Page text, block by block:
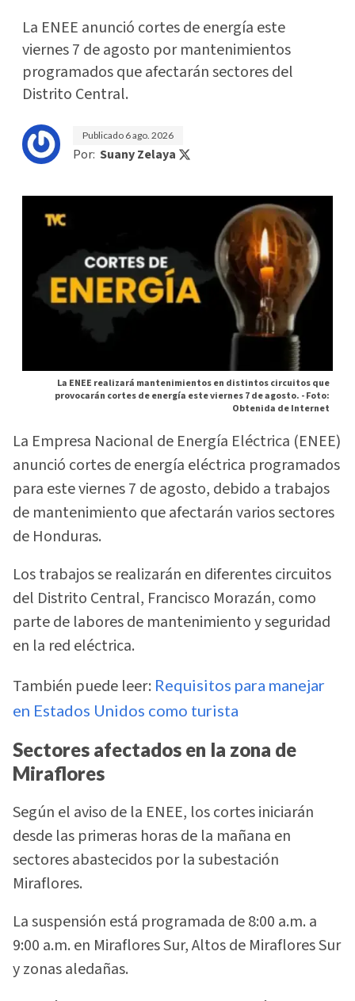
La ENEE anunció cortes de energía este
viernes 7 de agosto por mantenimientos
programados que afectarán sectores del
Distrito Central.
Publicado 6 ago. 2026
Por: Suany Zelaya
La ENEE realizará mantenimientos en distintos circuitos que
provocarán cortes de energía este viernes 7 de agosto. -Foto:
Obtenida de Internet
La Empresa Nacional de Energía Eléctrica (ENEE)
anunció cortes de energía eléctrica programados
para este viernes 7 de agosto, debido a trabajos
de mantenimiento que afectarán varios sectores
de Honduras.
Los trabajos se realizarán en diferentes circuitos
del Distrito Central, Francisco Morazán, como
parte de labores de mantenimiento y seguridad
en la red eléctrica.
También puede leer: Requisitos para manejar
en Estados Unidos como turista
Sectores afectados en la zona de
Miraflores
Según el aviso de la ENEE, los cortes iniciarán
desde las primeras horas de la mañana en
sectores abastecidos por la subestación
Miraflores.
La suspensión está programada de 8:00 a.m. a
9:00 a.m. en Miraflores Sur, Altos de Miraflores Sur
y zonas aledañas.